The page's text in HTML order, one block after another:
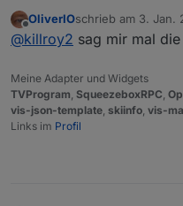
iobroker
0.8.25
gross. Klick auf
Was mir noch
werden abhängig
späteren Klicks
zweiten wird
Offline
OliverIOschrieb am 3. Jan.
zuletzt editiert von
@killroy2 sag mir mal
Meine Adapter und Widgets
TVProgram SqueezeboxRPC
vis-json-template skiinfo vis-
Links im Profil